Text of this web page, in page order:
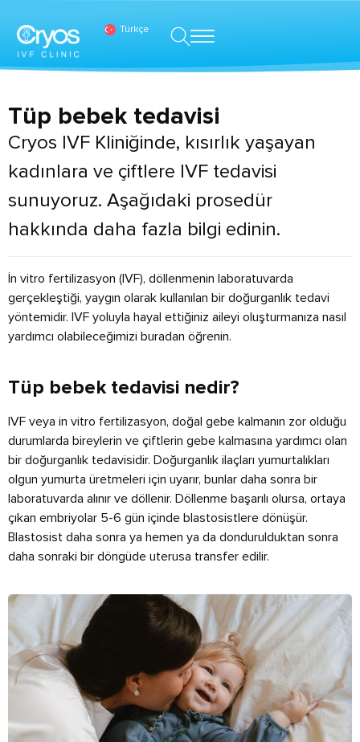
Türkçe
Tüp bebek tedavisi
Cryos IVF Kliniğinde, kısırlık yaşayan
kadınlara ve çiftlere IVF tedavisi
sunuyoruz. Aşağıdaki prosedür
hakkında daha fazla bilgi edinin.
İn vitro fertilizasyon (IVF), döllenmenin laboratuvarda
gerçekleştiği, yaygın olarak kullanılan bir doğurganlık tedavi
yöntemidir. IVF yoluyla hayal ettiğiniz aileyi oluşturmanıza nasıl
yardımcı olabileceğimizi buradan öğrenin.
Tüp bebek tedavisi nedir?
IVF veya in vitro fertilizasyon, doğal gebe kalmanın zor olduğu
durumlarda bireylerin ve çiftlerin gebe kalmasına yardımcı olan
bir doğurganlık tedavisidir. Doğurganlık ilaçları yumurtalıkları
olgun yumurta üretmeleri için uyarır, bunlar daha sonra bir
laboratuvarda alınır ve döllenir. Döllenme başarılı olursa, ortaya
çıkan embriyolar 5-6 gün içinde blastosistlere dönüşür.
Blastosist daha sonra ya hemen ya da dondurulduktan sonra
daha sonraki bir döngüde uterusa transfer edilir.